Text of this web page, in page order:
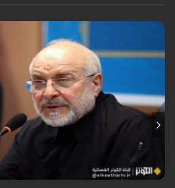
أكد رئيس مجلس الشورى الإسلامي الإيراني
والتهديدات المتكررة لم تعد تُجدي نفعاً، واصفاً